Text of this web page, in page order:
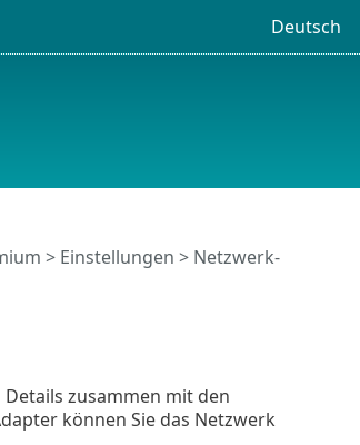
Deutsch
> Einstellungen > Netzwerk-
zusammen mit den
können Sie das Netzwerk